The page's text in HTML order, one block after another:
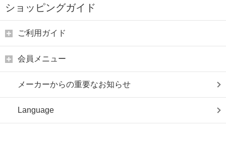
ショッピングガイド
ご利用ガイド
会員メニュー
メーカーからの重要なお知らせ
Language